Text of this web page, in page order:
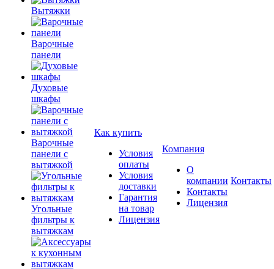
Вытяжки
Варочные
панели
Духовые
шкафы
Варочные
панели с
вытяжкой
Угольные
фильтры к
вытяжкам
Как купить
Условия
оплаты
Условия
доставки
Гарантия
на товар
Лицензия
Компания
О
компании
Контакты
Лицензия
Контакты